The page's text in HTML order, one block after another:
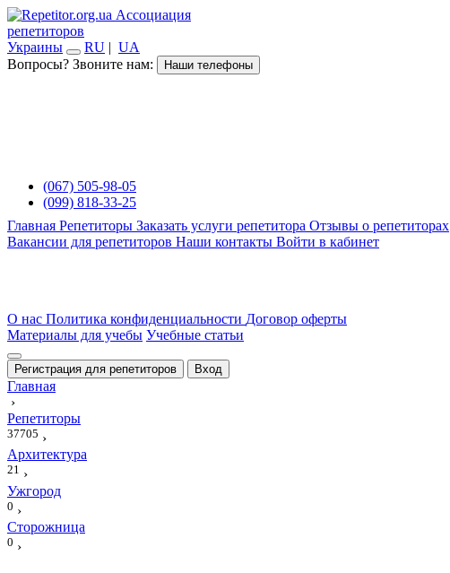
Ассоциация
репетиторов
Украины
RU | UA
Вопросы? Звоните нам:
Наши телефоны
(067) 505-98-05
(099) 818-33-25
Главная Репетиторы Заказать услуги репетитора Отзывы о репетиторах
Вакансии для репетиторов Наши контакты Войти в кабинет
О нас Политика конфиденциальности Договор оферты
Материалы для учебы Учебные статьи
Регистрация для репетиторов Вход
Главная
›
Репетиторы
37705 ›
Архитектура
21 ›
Ужгород
0 ›
Сторожница
0 ›